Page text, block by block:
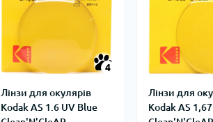
4
4
Лінзи для окулярів
Kodak AS 1.6 UV Blue
Лінзи для
Kodak AS 1,67